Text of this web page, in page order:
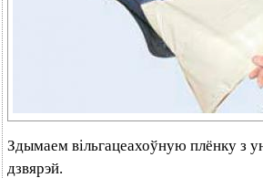
Здымаем вільгацеахоўную плёнку з
дзвярэй.